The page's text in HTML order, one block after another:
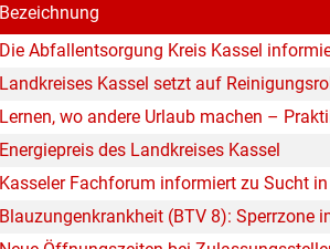
Bezeichnung
Die Abfallentsorgung Kreis Kassel
Landkreises Kassel setzt auf
Lernen, wo andere Urlaub machen –
Energiepreis des Landkreises Kassel
Kasseler Fachforum informiert zu Sucht
Blauzungenkrankheit (BTV 8): Sperrzone